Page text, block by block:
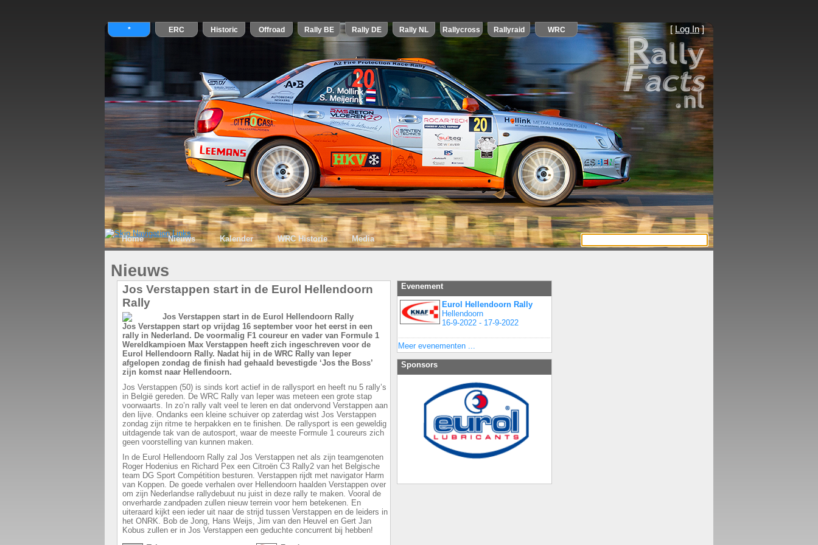
[ Log In]
Home Nieuws Kalender WRC Historie Media
Nieuws
Jos Verstappen start in de Eurol Hellendoorn
Rally
Jos Verstappen start op vrijdag 16 september voor het eerst in een
rally in Nederland. De voormalig F1 coureur en vader van Formule 1
Wereldkampioen Max Verstappen heeft zich ingeschreven voor de
Eurol Hellendoorn Rally. Nadat hij in de WRC Rally van Ieper
afgelopen zondag de finish had gehaald bevestigde ‘Jos the Boss’
zijn komst naar Hellendoorn.
Jos Verstappen (50) is sinds kort actief in de rallysport en heeft nu 5 rally’s
in België gereden. De WRC Rally van Ieper was meteen een grote stap
voorwaarts. In zo’n rally valt veel te leren en dat ondervond Verstappen aan
den lijve. Ondanks een kleine schuiver op zaterdag wist Jos Verstappen
zondag zijn ritme te herpakken en te finishen. De rallysport is een geweldig
uitdagende tak van de autosport, waar de meeste Formule 1 coureurs zich
geen voorstelling van kunnen maken.
In de Eurol Hellendoorn Rally zal Jos Verstappen net als zijn teamgenoten
Roger Hodenius en Richard Pex een Citroën C3 Rally2 van het Belgische
team DG Sport Compétition besturen. Verstappen rijdt met navigator Harm
van Koppen. De goede verhalen over Hellendoorn haalden Verstappen over
om zijn Nederlandse rallydebuut nu juist in deze rally te maken. Vooral de
onverharde zandpaden zullen nieuw terrein voor hem betekenen. En
uiteraard kijkt een ieder uit naar de strijd tussen Verstappen en de leiders in
het ONRK. Bob de Jong, Hans Weijs, Jim van den Heuvel en Gert Jan
Kobus zullen er in Jos Verstappen een geduchte concurrent bij hebben!
Evenement
Eurol Hellendoorn Rally
Hellendoorn
16-9-2022 - 17-9-2022
Meer evenementen ...
Sponsors